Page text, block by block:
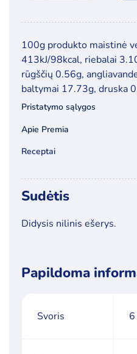
Didžiojo
ešerio
filė
be
odos,
be
glazūros,
100g produkto maistinė
413kJ/98kcal, riebalai
rūgščių 0.56g,
baltymai 17.73g, druska
Pristatymo sąlygos
Apie Premia
Receptai
Sudėtis
Didysis nilinis ešerys.
Papildoma
Svoris